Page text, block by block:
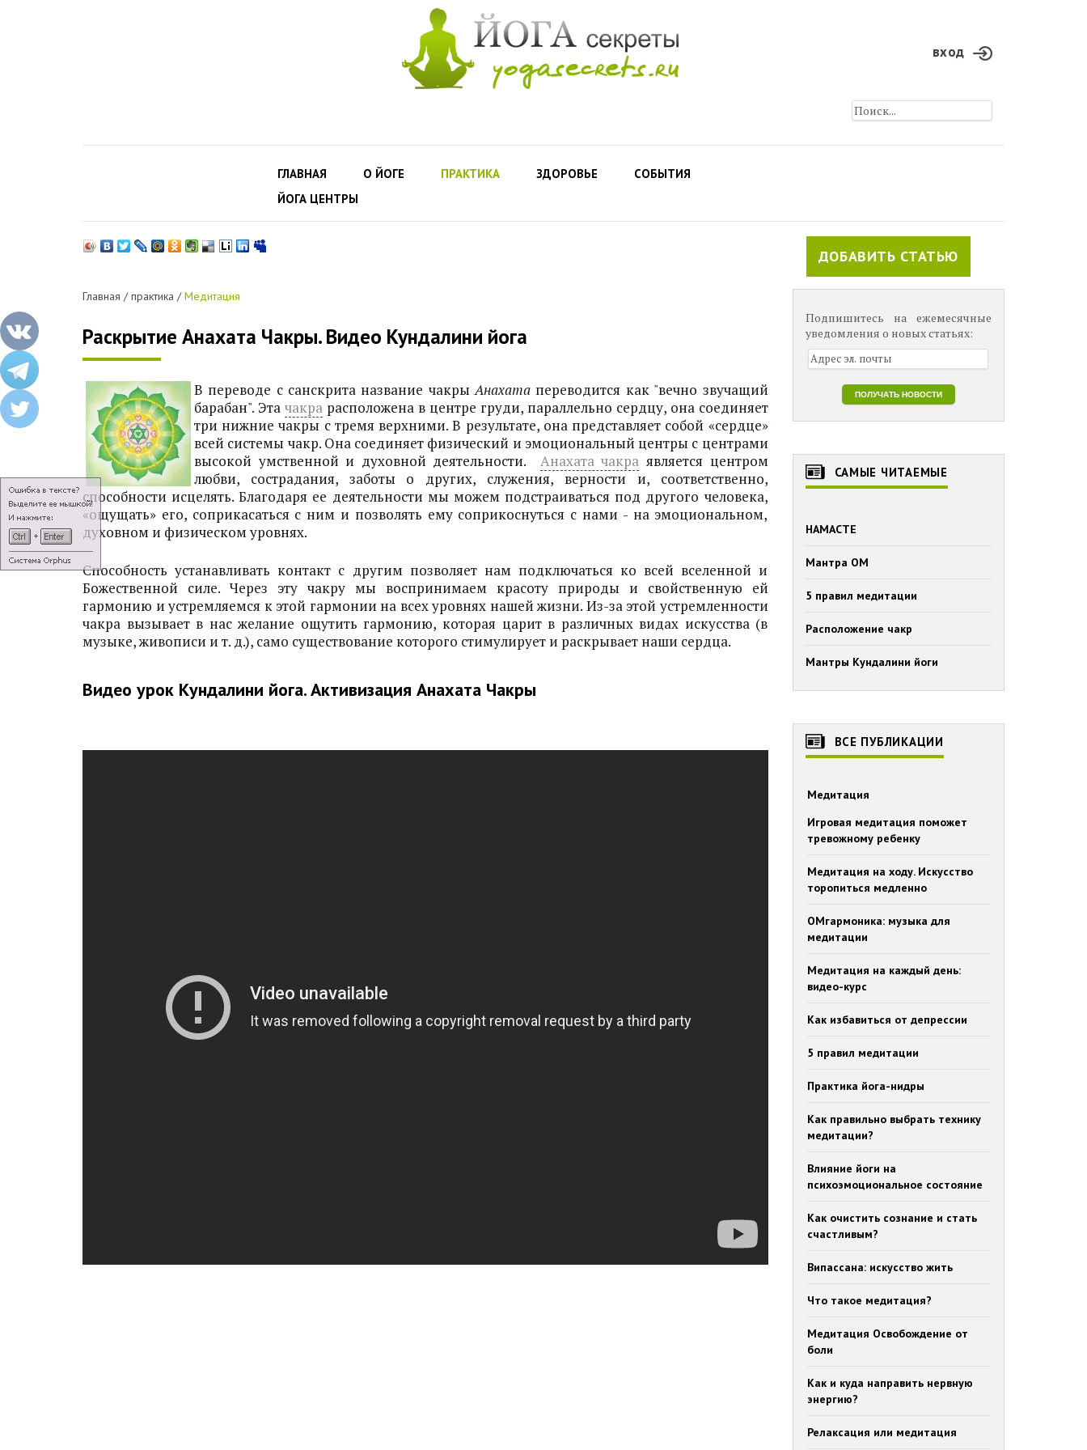
вход
ГЛАВНАЯ О ЙОГЕ ПРАКТИКА ЗДОРОВЬЕ
СОБЫТИЯ
ЙОГА ЦЕНТРЫ
ДОБАВИТЬ СТАТЬЮ
Главная /практика /Медитация
Раскрытие Анахата Чакры. Видео Кундалини йога
В переводе с санскрита название чакрыАнахата переводится как "вечно звучащий
барабан". Эта чакрарасположена в центре груди, параллельно сердцу, она соединяет
три нижние чакры с тремя верхними. В результате, она представляет собой «сердце»
всей системы чакр. Она соединяет физический и эмоциональный центры с центрами
высокой умственной и духовной деятельности. Анахата чакра является центром
любви, сострадания, заботы о других, служения, верности и, соответственно,
способности исцелять. Благодаря ее деятельности мы можем подстраиваться под другого человека,
«ощущать» его, соприкасаться с ним и позволять ему соприкоснуться с нами - на эмоциональном,
духовном и физическом уровнях.
Способность устанавливать контакт с другим позволяет нам подключаться ко всей вселенной и
Божественной силе. Через эту чакру мы воспринимаем красоту природы и свойственную ей
гармонию и устремляемся к этой гармонии на всех уровнях нашей жизни. Из-за этой устремленности
чакра вызывает в нас желание ощутить гармонию, которая царит в различных видах искусства (в
музыке, живописи и т. д.), само существование которого стимулирует и раскрывает наши сердца.
Видео урок Кундалини йога. Активизация Анахата Чакры
Подпишитесь на ежемесячные
уведомления о новых статьях:
САМЫЕ ЧИТАЕМЫЕ
НАМАСТЕ
Мантра ОМ
5 правил медитации
Расположение чакр
Мантры Кундалини йоги
ВСЕ ПУБЛИКАЦИИ
Медитация
Игровая медитация поможет
тревожному ребенку
Медитация на ходу. Искусство
торопиться медленно
ОМгармоника: музыка для
медитации
Медитация на каждый день:
видео-курс
Как избавиться от депрессии
5 правил медитации
Практика йога-нидры
Как правильно выбрать технику
медитации?
Влияние йоги на
психоэмоциональное состояние
Как очистить сознание и стать
счастливым?
Випассана: искусство жить
Что такое медитация?
Медитация Освобождение от
боли
Как и куда направить нервную
энергию?
Релаксация или медитация